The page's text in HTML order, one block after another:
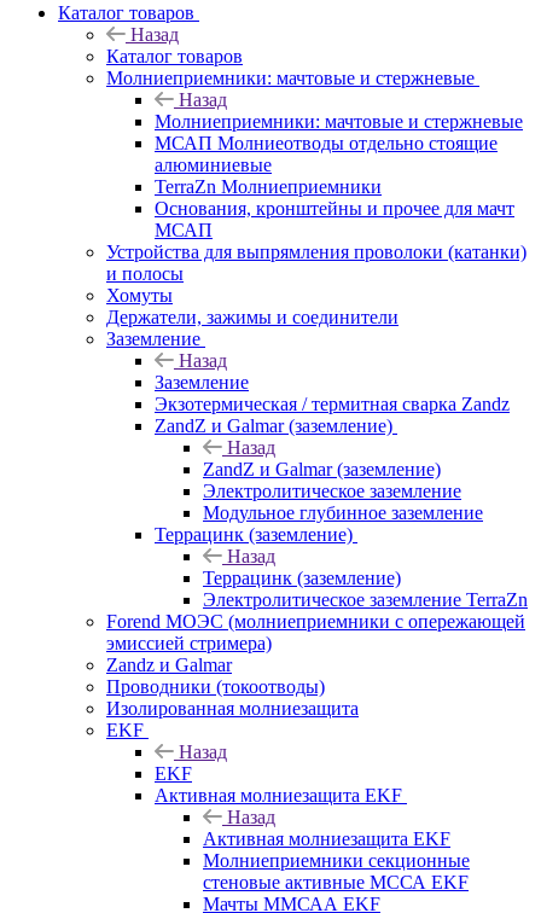
Каталог товаров
Назад
Каталог товаров
Молниеприемники: мачтовые и стержневые
Назад
Молниеприемники: мачтовые и стержневые
МСАП Молниеотводы отдельно стоящие
алюминиевые
TerraZn Молниеприемники
Основания, кронштейны и прочее для мачт
МСАП
Устройства для выпрямления проволоки (катанки)
и полосы
Хомуты
Держатели, зажимы и соединители
Заземление
Назад
Заземление
Экзотермическая / термитная сварка Zandz
ZandZ и Galmar (заземление)
Назад
ZandZ и Galmar (заземление)
Электролитическое заземление
Модульное глубинное заземление
Террацинк (заземление)
Назад
Террацинк (заземление)
Электролитическое заземление TerraZn
Forend МОЭС (молниеприемники с опережающей
эмиссией стримера)
Zandz и Galmar
Проводники (токоотводы)
Изолированная молниезащита
EKF
Назад
EKF
Активная молниезащита EKF
Назад
Активная молниезащита EKF
Молниеприемники секционные
стеновые активные МССА EKF
Мачты ММСАА EKF